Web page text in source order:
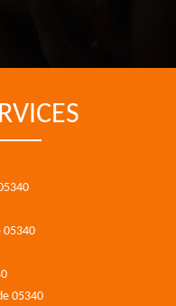
05340
05340